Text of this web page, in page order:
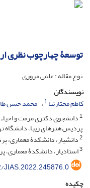
توسعۀ چهارچوب نظری
نوع مقاله : علمی مروری
نویسندگان
کاظم مختارنیا1 محمد حسن
1دانشجوی دکتری مرمت و احیاء
پردیس هنرهای زیبا، دانشگاه
2دانشیار، دانشکدۀ معماری،
3استادیار، دانشکدۀ معماری،
JIAS.2022.245876.0
چکیده